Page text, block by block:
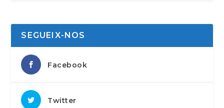
SEGUEIX-NOS
Facebook
Twitter